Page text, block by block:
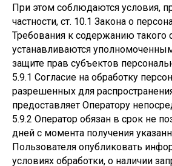
При этом соблюдаются условия,
частности, ст. 10.1 Закона о
Требования к содержанию такого
устанавливаются
защите прав субъектов
5.9.1 Согласие на обработку
разрешенных для
предоставляет Оператору
5.9.2 Оператор обязан в срок не
дней с момента получения
Пользователя опубликовать
условиях обработки, о наличии